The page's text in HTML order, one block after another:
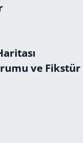
ve Fikstür